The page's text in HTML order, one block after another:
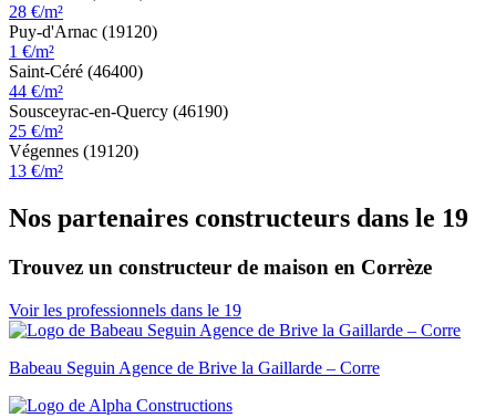
28 €/m²
Puy-d'Arnac (19120)
1 €/m²
Saint-Céré (46400)
44 €/m²
Sousceyrac-en-Quercy (46190)
25 €/m²
Végennes (19120)
13 €/m²
Nos partenaires constructeurs dans le 19
Trouvez un constructeur de maison en Corrèze
Voir les professionnels dans le 19
Babeau Seguin Agence de Brive la Gaillarde – Corre